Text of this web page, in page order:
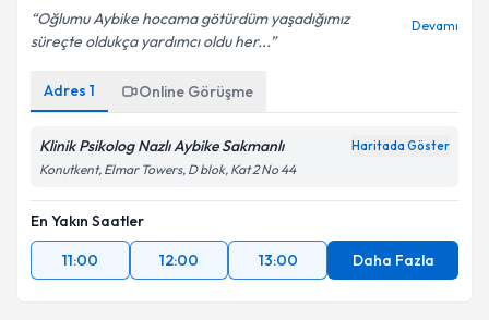
Oğlumu Aybike hocama götürdüm yaşadığımız
süreçte oldukça yardımcı oldu her...
Devamı
Adres 1 Online Görüşme
Klinik Psikolog Nazlı Aybike Sakmanlı Haritada Göster
Konutkent, Elmar Towers, D blok, Kat 2 No 44
En Yakın Saatler
11:00
12:00 13:00 Daha Fazla